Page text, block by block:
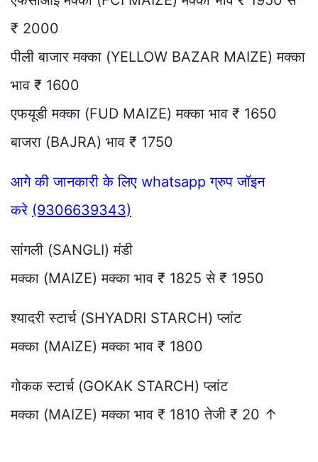
₹ 2000
पीली बाजार मक्का (YELLOW BAZAR MAIZE) मक्का
भाव ₹ 1600
एफयूडी मक्का (FUD MAIZE) मक्का भाव ₹ 1650
बाजरा (BAJRA) भाव ₹ 1750
आगे की जानकारी के लिए whatsapp ग्रुप जॉइन
करे (9306639343)
सांगली (SANGLI) मंडी
मक्का (MAIZE) मक्का भाव ₹ 1825 से ₹ 1950
श्यादरी स्टार्च (SHYADRI STARCH) प्लांट
मक्का (MAIZE) मक्का भाव ₹ 1800
गोकक स्टार्च (GOKAK STARCH) प्लांट
मक्का (MAIZE) मक्का भाव ₹ 1810 तेजी ₹ 20 ↑